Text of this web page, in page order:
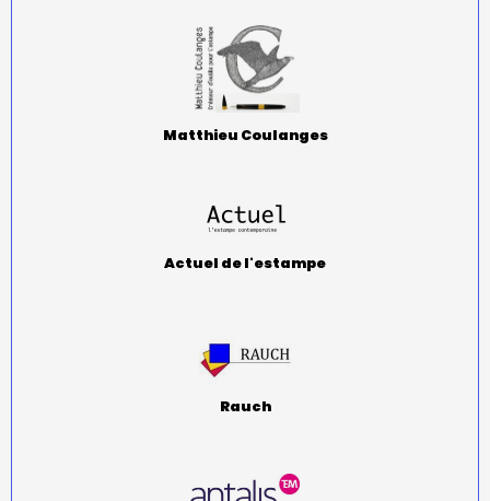
Matthieu Coulanges
Actuel de l'estampe
Rauch